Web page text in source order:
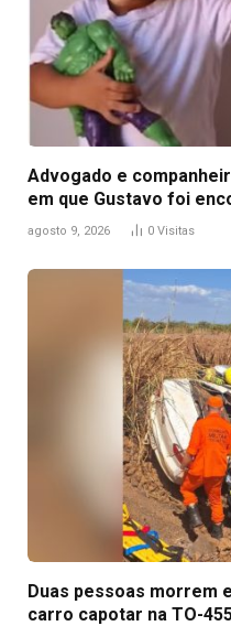
Advogado e
em que Gustavo foi
agosto 9, 2026 0 Visitas
Duas pessoas morrem
carro capotar na TO-